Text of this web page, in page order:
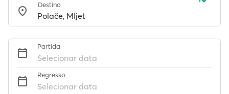
Destino
Partida
Selecionar data
Regresso
Selecionar data